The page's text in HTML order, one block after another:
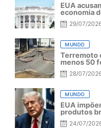
EUA
economia
por mais
29/07/
MUNDO
Terremoto
menos 50
Japão
28/07/
MUNDO
EUA
produtos
24/07/